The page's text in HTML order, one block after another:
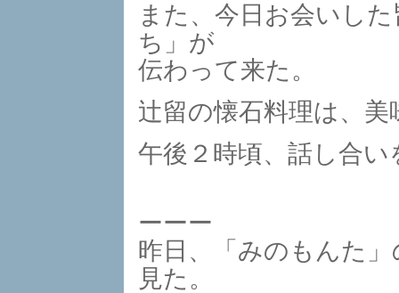
また、今日お会いし
ち」が
伝わって来た。
辻留の懐石料理は、美
午後２時頃、話し合
ーーー
昨日、「みのもんた
見た。